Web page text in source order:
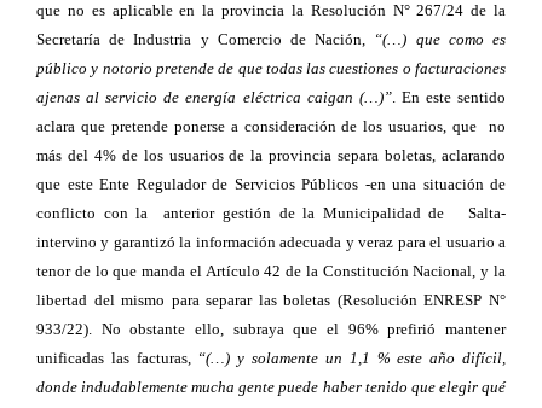
que no es aplicable en la provincia la Resolución N° 267/24 de la
Secretaría de Industria y Comercio de Nación, “(…) que como es
público y notorio pretende de que todas las cuestiones o facturaciones
ajenas al servicio de energía eléctrica caigan (…)”. En este sentido
aclara que pretende ponerse a consideración de los usuarios, que no
más del 4% de los usuarios de la provincia separa boletas, aclarando
que este Ente Regulador de Servicios Públicos -en una situación de
conflicto con la anterior gestión de la Municipalidad de Salta-
intervino y garantizó la información adecuada y veraz para el usuario a
tenor de lo que manda el Artículo 42 de la Constitución Nacional, y la
libertad del mismo para separar las boletas (Resolución ENRESP N°
933/22). No obstante ello, subraya que el 96% prefirió mantener
unificadas las facturas, “(…) y solamente un 1,1 % este año difícil,
donde indudablemente mucha gente puede haber tenido que elegir qué